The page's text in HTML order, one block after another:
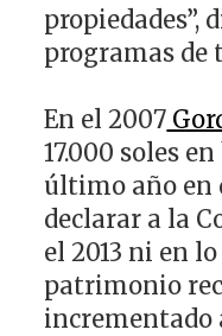
propiedades”,
programas de
En el 2007
17.000 soles
último año en
declarar a la
el 2013 ni en
patrimonio
incrementado